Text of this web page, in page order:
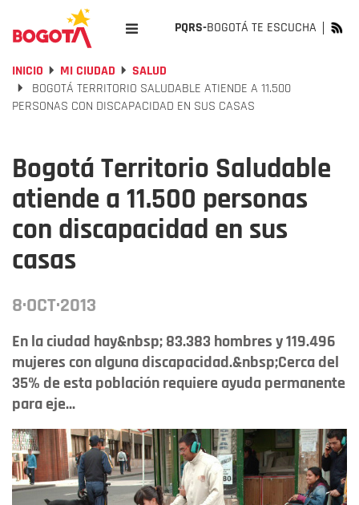
PQRS-BOGOTÁ TE ESCUCHA
INICIO MI CIUDAD
SALUD
BOGOTÁ TERRITORIO SALUDABLE ATIENDE A 11.500
PERSONAS CON DISCAPACIDAD EN SUS CASAS
Bogotá Territorio Saludable
atiende a 11.500 personas
con discapacidad en sus
casas
8·OCT·2013
En la ciudad hay&nbsp; 83.383 hombres y 119.496
mujeres con alguna discapacidad.&nbsp;Cerca del
35% de esta población requiere ayuda permanente
para eje...